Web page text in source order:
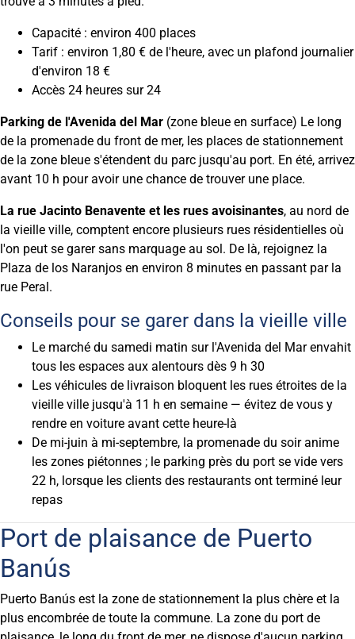
Capacité : environ 400 places
Tarif : environ 1,80 € de l'heure, avec un plafond journalier
d'environ 18 €
Accès 24 heures sur 24
Parking de l'Avenida del Mar (zone bleue en surface) Le long
de la promenade du front de mer, les places de stationnement
de la zone bleue s'étendent du parc jusqu'au port. En été, arrivez
avant 10 h pour avoir une chance de trouver une place.
La rue Jacinto Benavente et les rues avoisinantes, au nord de
la vieille ville, comptent encore plusieurs rues résidentielles où
l'on peut se garer sans marquage au sol. De là, rejoignez la
Plaza de los Naranjos en environ 8 minutes en passant par la
rue Peral.
Conseils pour se garer dans la vieille ville
Le marché du samedi matin sur l'Avenida del Mar envahit
tous les espaces aux alentours dès 9 h 30
Les véhicules de livraison bloquent les rues étroites de la
vieille ville jusqu'à 11 h en semaine — évitez de vous y
rendre en voiture avant cette heure-là
De mi-juin à mi-septembre, la promenade du soir anime
les zones piétonnes ; le parking près du port se vide vers
22 h, lorsque les clients des restaurants ont terminé leur
repas
Port de plaisance de Puerto
Banús
Puerto Banús est la zone de stationnement la plus chère et la
plus encombrée de toute la commune. La zone du port de